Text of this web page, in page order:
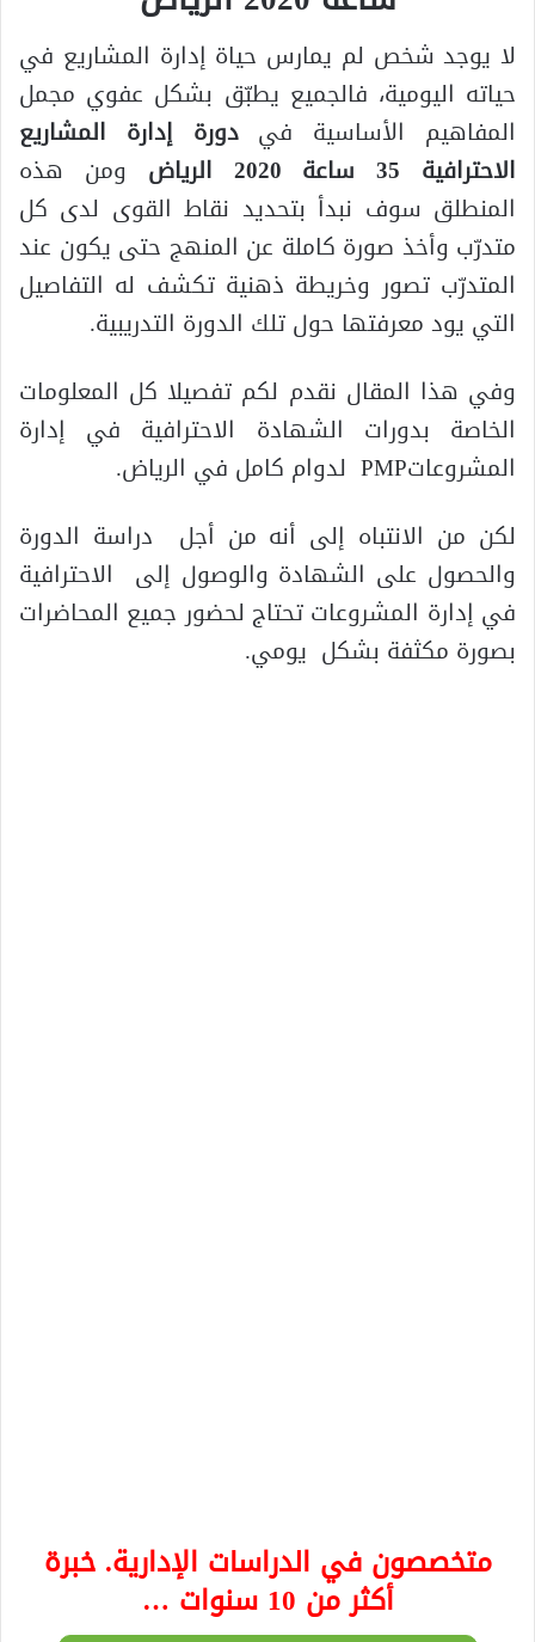
لا يوجد شخص لم يمارس حياة إدارة المشاريع في
حياته اليومية، فالجميع يطبّق بشكل عفوي مجمل
المفاهيم الأساسية فيدورة إدارة المشاريع
الاحترافية 35 ساعة 2020 الرياض
ومن هذه
المنطلق سوف نبدأ بتحديد نقاط القوى لدى كل
متدرّب وأخذ صورة كاملة عن المنهج حتى يكون عند
المتدرّب تصور وخريطة ذهنية تكشف له التفاصيل
التي يود معرفتها حول تلك الدورة التدريبية.
وفي هذا المقال نقدم لكم تفصيلا كل المعلومات
الخاصة بدورات الشهادة الاحترافية في إدارة
المشروعاتPMP لدوام كامل في الرياض.
لكن من الانتباه إلى أنه من أجل دراسة الدورة
والحصول على الشهادة والوصول إلى الاحترافية
في إدارة المشروعات تحتاج لحضور جميع المحاضرات
بصورة مكثفة بشكل يومي.
متخصصون في الدراسات الإدارية. خبرة
أكثر من 10 سنوات …